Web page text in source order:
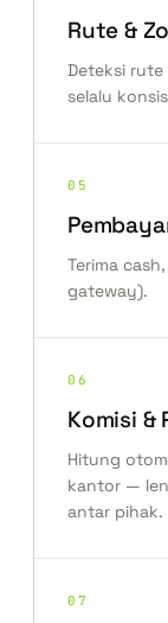
Rute &
Deteksi
selalu
05
Terima
gateway).
06
Komisi &
Hitung
kantor —
antar pihak.
07